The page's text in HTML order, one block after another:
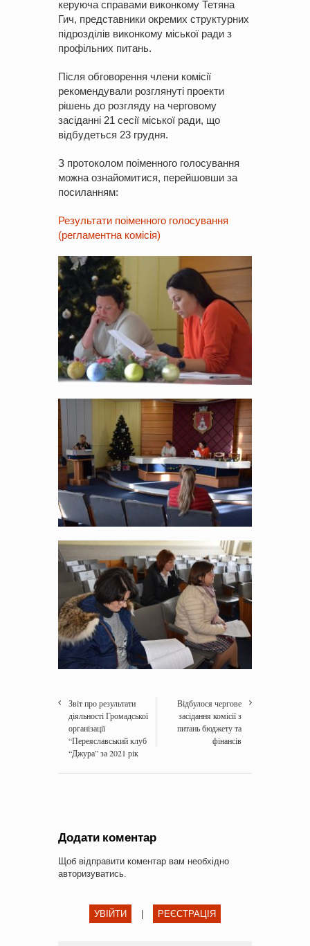
керуюча справами виконкому Тетяна
Гич, представники окремих структурних
підрозділів виконкому міської ради з
профільних питань.
Після обговорення члени комісії
рекомендували розглянуті проекти
рішень до розгляду на черговому
засіданні 21 сесії міської ради, що
відбудеться 23 грудня.
З протоколом поіменного голосування
можна ознайомитися, перейшовши за
посиланням:
Результати поіменного голосування
(регламентна комісія)
Звіт про результати
діяльності Громадської
організації
“Переяславський клуб
“Джура” за 2021 рік
Відбулося чергове
засідання комісії з
питань бюджету та
фінансів
Додати коментар
Щоб відправити коментар вам необхідно
авторизуватись.
УВІЙТИ РЕЄСТРАЦІЯ